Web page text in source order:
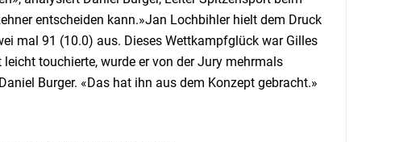
entscheiden kann.»Jan Lochbihler hielt dem Druck
mal 91 (10.0) aus. Dieses Wettkampfglück war Gilles
touchierte, wurde er von der Jury mehrmals
Burger. «Das hat ihn aus dem Konzept gebracht.»